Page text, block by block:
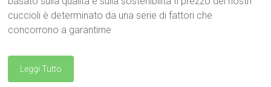
cuccioli è determinato da una serie di fattori che
concorrono a garantirne
Leggi Tutto